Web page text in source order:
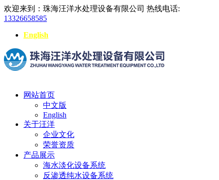
欢迎来到：珠海汪洋水处理设备有限公司 热线电话:
13326658585
English
网站首页
中文版
English
关于汪洋
企业文化
荣誉资质
产品展示
海水淡化设备系统
反渗透纯水设备系统